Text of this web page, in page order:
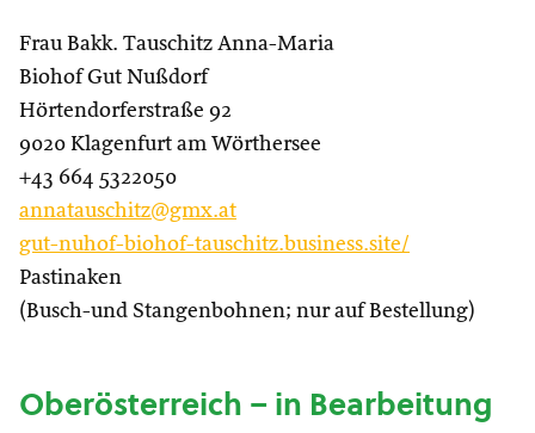
Frau Bakk. Tauschitz Anna-Maria
Biohof Gut Nußdorf
Hörtendorferstraße 92
9020 Klagenfurt am Wörthersee
+43 664 5322050
annatauschitz@gmx.at
gut-nuhof-biohof-tauschitz.business.site/
Pastinaken
(Busch-und Stangenbohnen; nur auf Bestellung)
Oberösterreich – in Bearbeitung